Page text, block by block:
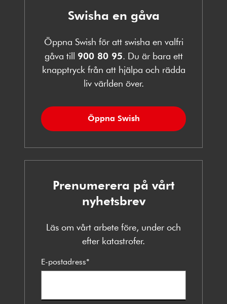
Swisha en gåva
Öppna Swish för att swisha en valfri
gåva till 900 80 95. Du är bara ett
knapptryck från att hjälpa och rädda
liv världen över.
Öppna Swish
Prenumerera på vårt
nyhetsbrev
Läs om vårt arbete före, under och
efter katastrofer.
E-postadress*